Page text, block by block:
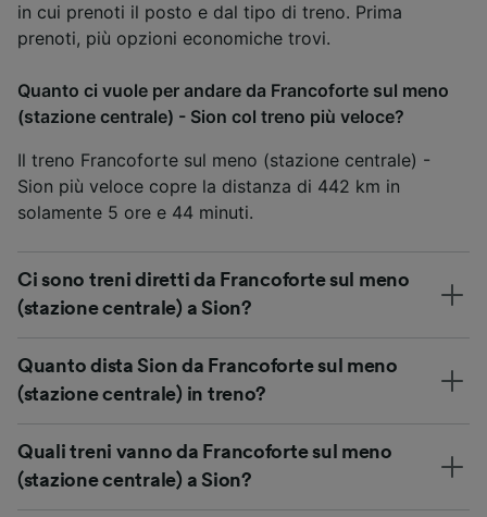
in cui prenoti il posto e dal tipo di treno. Prima
prenoti, più opzioni economiche trovi.
Quanto ci vuole per andare da Francoforte sul meno
(stazione centrale) - Sion col treno più veloce?
Il treno Francoforte sul meno (stazione centrale) -
Sion più veloce copre la distanza di 442 km in
solamente 5 ore e 44 minuti.
Ci sono treni diretti da Francoforte sul meno
(stazione centrale) a Sion?
Quanto dista Sion da Francoforte sul meno
(stazione centrale) in treno?
Quali treni vanno da Francoforte sul meno
(stazione centrale) a Sion?